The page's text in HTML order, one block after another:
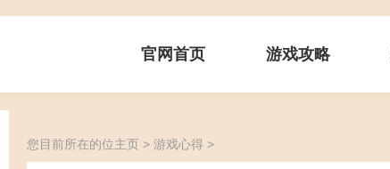
官网首页 游戏攻略
您目前所在的位主页 > 游戏心得 >